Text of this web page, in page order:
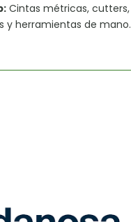
Cintas métricas, cutters,
y herramientas de mano.